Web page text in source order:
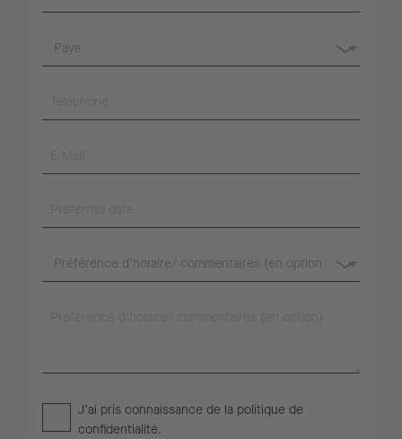
J'ai pris connaissance de la politique de
confidentialité.